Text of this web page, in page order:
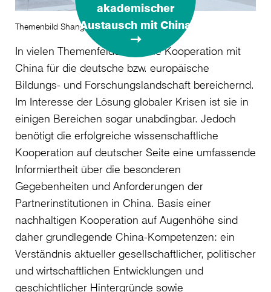
Themenbild Shanghai Skyline
akademischer
Austausch mit China
In vielen Themenfeldern ist die Kooperation mit
China für die deutsche bzw. europäische
Bildungs- und Forschungslandschaft bereichernd.
Im Interesse der Lösung globaler Krisen ist sie in
einigen Bereichen sogar unabdingbar. Jedoch
benötigt die erfolgreiche wissenschaftliche
Kooperation auf deutscher Seite eine umfassende
Informiertheit über die besonderen
Gegebenheiten und Anforderungen der
Partnerinstitutionen in China. Basis einer
nachhaltigen Kooperation auf Augenhöhe sind
daher grundlegende China-Kompetenzen: ein
Verständnis aktueller gesellschaftlicher, politischer
und wirtschaftlichen Entwicklungen und
geschichtlicher Hintergründe sowie